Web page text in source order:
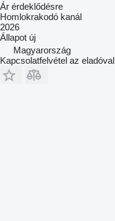
Ár érdeklődésre
Homlokrakodó kanál
2026
Állapot új
Magyarország
Kapcsolatfelvétel az eladóval